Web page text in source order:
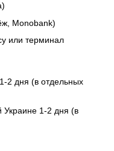
Monobank)
или терминал
2 дня (в отдельных
Украине 1-2 дня (в